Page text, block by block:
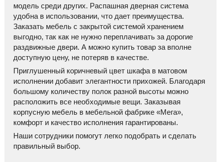
модель среди других. Распашная дверная система
удобна в использовании, что дает преимущества.
Заказать мебель с закрытой системой хранением
выгодно, так как не нужно переплачивать за дорогие
раздвижные двери. А можно купить товар за вполне
доступную цену, не потеряв в качестве.
Приглушенный коричневый цвет шкафа в матовом
исполнении добавит элегантности прихожей. Благодаря
большому количеству полок разной высоты можно
расположить все необходимые вещи. Заказывая
корпусную мебель в мебельной фабрике «Мега»,
комфорт и качество исполнения гарантированы.
Наши сотрудники помогут легко подобрать и сделать
правильный выбор.